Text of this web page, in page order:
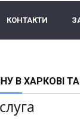
КОНТАКТИ
В ХАРКОВІ